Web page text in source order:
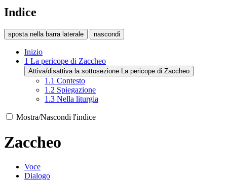
Indice
sposta nella barra laterale nascondi
Inizio
1 La pericope di Zaccheo
Attiva/disattiva la sottosezione La pericope di Zaccheo
1.1 Contesto
1.2 Spiegazione
1.3 Nella liturgia
Mostra/Nascondi l'indice
Zaccheo
Voce
Dialogo